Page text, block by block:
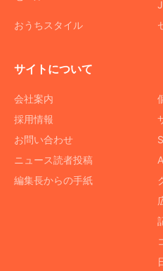
おうちスタイル
サイトについて
会社案内
採用情報
お問い合わせ
ニュース読者投稿
編集長からの手紙